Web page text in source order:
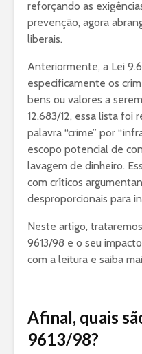
reforçando as
prevenção, agora
liberais.
Anteriormente, a Lei
especificamente os
bens ou valores a
12.683/12, essa lista foi
palavra “crime” por
escopo potencial de
lavagem de dinheiro.
com críticos
desproporcionais para
Neste artigo,
9613/98 e o seu
com a leitura e saiba
Afinal, quais
9613/98?